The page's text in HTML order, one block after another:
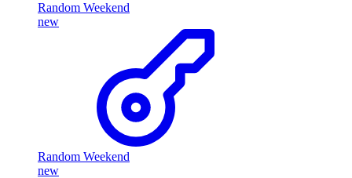
Random Weekend
new
Random Weekend
new